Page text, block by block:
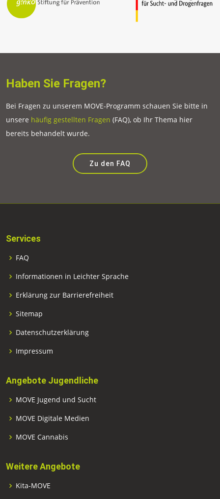
Haben Sie Fragen?
Bei Fragen zu unserem MOVE-Programm schauen Sie bitte in
unsere häufig gestellten Fragen (FAQ), ob Ihr Thema hier
bereits behandelt wurde.
Zu den FAQ
Services
FAQ
Informationen in Leichter Sprache
Erklärung zur Barrierefreiheit
Sitemap
Datenschutzerklärung
Impressum
Angebote Jugendliche
MOVE Jugend und Sucht
MOVE Digitale Medien
MOVE Cannabis
Weitere Angebote
Kita-MOVE